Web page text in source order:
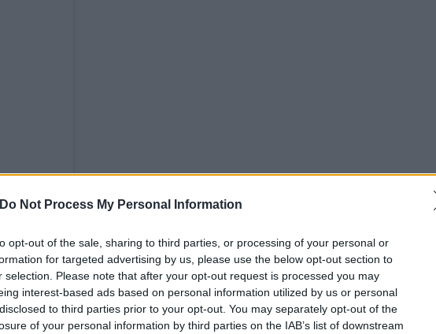
Do Not Process My Personal Information
opt-out of the sale, sharing to third parties, or processing of your personal or
for targeted advertising by us, please use the below opt-out section to
selection. Please note that after your opt-out request is processed you may
interest-based ads based on personal information utilized by us or personal
to third parties prior to your opt-out. You may separately opt-out of the
of your personal information by third parties on the IAB’s list of downstream